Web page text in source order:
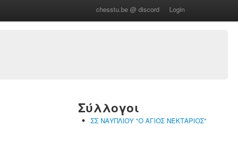
chesstu.be @ discord Login
Σύλλογοι
ΣΣ ΝΑΥΠΛΙΟΥ "Ο ΑΓΙΟΣ ΝΕΚΤΑΡΙΟΣ"